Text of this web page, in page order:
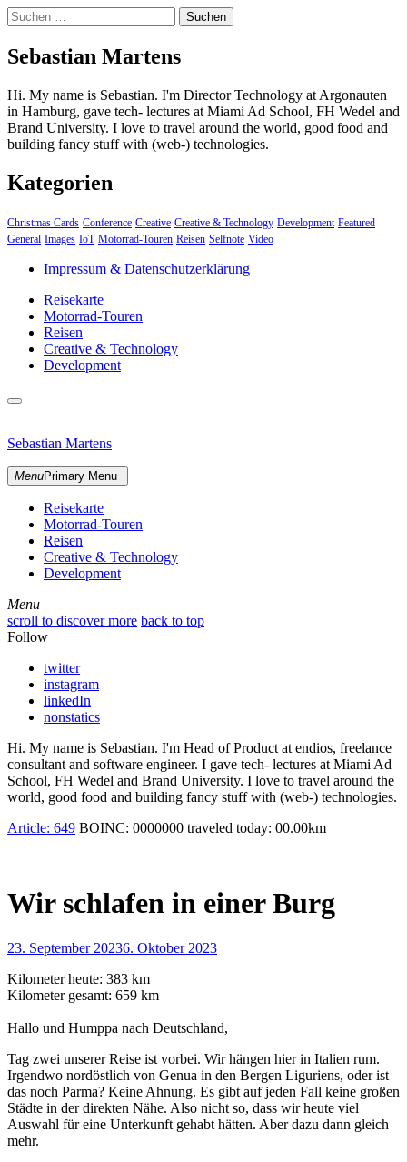
Suchen
nach:
Sebastian Martens
Hi. My name is Sebastian. I'm Director Technology at Argonauten
in Hamburg, gave tech- lectures at Miami Ad School, FH Wedel and
Brand University. I love to travel around the world, good food and
building fancy stuff with (web-) technologies.
Kategorien
Christmas Cards Conference Creative Creative & Technology Development Featured
General Images IoT Motorrad-Touren Reisen Selfnote Video
Impressum & Datenschutzerklärung
Reisekarte
Motorrad-Touren
Reisen
Creative & Technology
Development
close
content
Sebastian Martens
MenuPrimary Menu
Reisekarte
Motorrad-Touren
Reisen
Creative & Technology
Development
Menu
Menu
scroll to discover more back to top
Follow
twitter
instagram
linkedIn
nonstatics
Hi. My name is Sebastian. I'm Head of Product at endios, freelance
consultant and software engineer. I gave tech- lectures at Miami Ad
School, FH Wedel and Brand University. I love to travel around the
world, good food and building fancy stuff with (web-) technologies.
Article: 649 BOINC: 0000000 traveled today: 00.00km
Wir schlafen in einer Burg
23. September 20236. Oktober 2023
Kilometer heute: 383 km
Kilometer gesamt: 659 km
Hallo und Humppa nach Deutschland,
Tag zwei unserer Reise ist vorbei. Wir hängen hier in Italien rum.
Irgendwo nordöstlich von Genua in den Bergen Liguriens, oder ist
das noch Parma? Keine Ahnung. Es gibt auf jeden Fall keine großen
Städte in der direkten Nähe. Also nicht so, dass wir heute viel
Auswahl für eine Unterkunft gehabt hätten. Aber dazu dann gleich
mehr.